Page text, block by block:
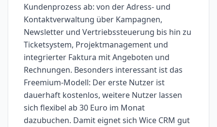
Kundenprozess ab: von der Adress- und
Kontaktverwaltung über Kampagnen,
Newsletter und Vertriebssteuerung bis hin zu
Ticketsystem, Projektmanagement und
integrierter Faktura mit Angeboten und
Rechnungen. Besonders interessant ist das
Freemium-Modell: Der erste Nutzer ist
dauerhaft kostenlos, weitere Nutzer lassen
sich flexibel ab 30 Euro im Monat
dazubuchen. Damit eignet sich Wice CRM gut